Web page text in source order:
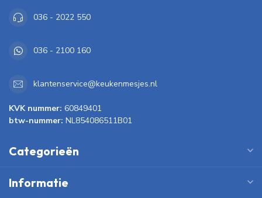
036 - 2022 550
036 - 2100 160
klantenservice@keukenmesjes.nl
KVK nummer: 60849401
btw-nummer: NL854086511B01
Categorieën
Informatie